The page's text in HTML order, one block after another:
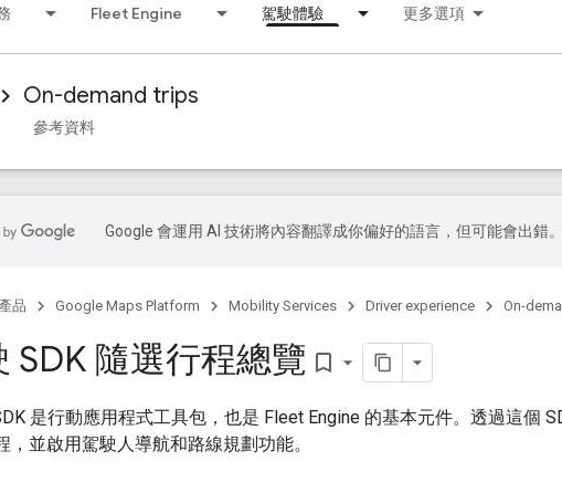
Fleet Engine 駕駛體驗 更多選項
On-demand trips
參考資料
Google 會運用 AI 技術將內容翻譯成你偏好的語言，但可能會出錯
產品 Google Maps Platform Mobility Services Driver experience On-
SDK 隨選行程總覽 bookmark_border
是行動應用程式工具包，也是 Fleet Engine 的基本元件。透過這個
，並啟用駕駛人導航和路線規劃功能。